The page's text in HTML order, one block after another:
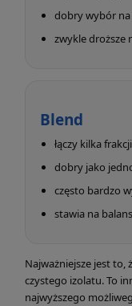
dobry wybór
zwykle droższe
Blend
łączy kilka
dobry jako
często bardzo
stawia na
Najważniejsze jest to,
czystego izolatu. To
najwyższego